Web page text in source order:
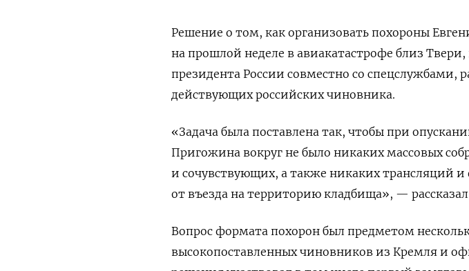
Решение о том, как организовать похороны
на прошлой неделе в авиакатастрофе близ
президента России совместно со спецслужбами,
действующих российских чиновника.
«Задача была поставлена так, чтобы при
Пригожина вокруг не было никаких массовых
и сочувствующих, а также никаких трансляций и
от въезда на территорию кладбища», —
Вопрос формата похорон был предметом
высокопоставленных чиновников из Кремля и